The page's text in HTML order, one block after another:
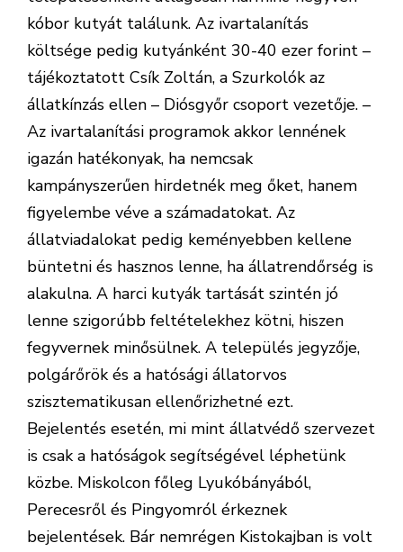
kóbor kutyát találunk. Az ivartalanítás
költsége pedig kutyánként 30-40 ezer forint –
tájékoztatott Csík Zoltán, a Szurkolók az
állatkínzás ellen – Diósgyőr csoport vezetője. –
Az ivartalanítási programok akkor lennének
igazán hatékonyak, ha nemcsak
kampányszerűen hirdetnék meg őket, hanem
figyelembe véve a szám­adatokat. Az
állatviadalokat pedig keményebben kellene
büntetni és hasznos lenne, ha állatrendőrség is
alakulna. A harci kutyák tartását szintén jó
lenne szigorúbb feltételekhez kötni, hiszen
fegyvernek minősülnek. A település jegyzője,
polgárőrök és a hatósági állatorvos
szisztematikusan ellenőrizhetné ezt.
Bejelentés esetén, mi mint állatvédő szervezet
is csak a hatóságok segítségével léphetünk
közbe. Miskolcon főleg Lyukóbányából,
Perecesről és Pingyomról érkeznek
bejelentések. Bár nemrégen Kistokajban is volt